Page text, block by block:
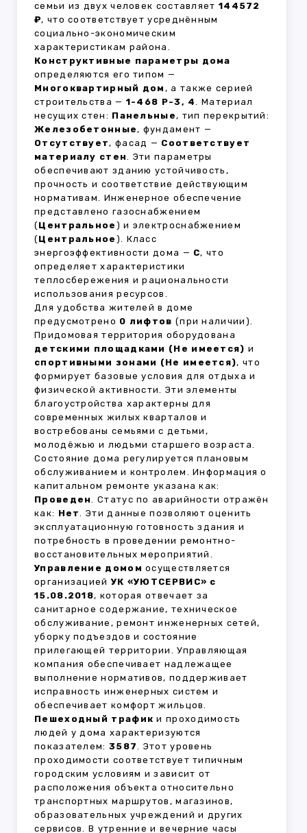
семьи из двух человек составляет 144572
₽, что соответствует усреднённым
социально-экономическим
характеристикам района.
Конструктивные параметры дома
определяются его типом —
Многоквартирный дом , а также серией
строительства — 1-468 Р-3, 4. Материал
несущих стен: Панельные, тип перекрытий:
Железобетонные, фундамент —
Отсутствует, фасад — Соответствует
материалу стен. Эти параметры
обеспечивают зданию устойчивость,
прочность и соответствие действующим
нормативам. Инженерное обеспечение
представлено газоснабжением
(Центральное ) и электроснабжением
(Центральное ). Класс
энергоэффективности дома — C, что
определяет характеристики
теплосбережения и рациональности
использования ресурсов.
Для удобства жителей в доме
предусмотрено 0 лифтов (при наличии).
Придомовая территория оборудована
детскими площадками (Не имеется) и
спортивными зонами (Не имеется), что
формирует базовые условия для отдыха и
физической активности. Эти элементы
благоустройства характерны для
современных жилых кварталов и
востребованы семьями с детьми,
молодёжью и людьми старшего возраста.
Состояние дома регулируется плановым
обслуживанием и контролем. Информация о
капитальном ремонте указана как:
Проведен. Статус по аварийности отражён
как: Нет. Эти данные позволяют оценить
эксплуатационную готовность здания и
потребность в проведении ремонтно-
восстановительных мероприятий.
Управление домом осуществляется
организациейУК «УЮТСЕРВИС» с
15.08.2018, которая отвечает за
санитарное содержание, техническое
обслуживание, ремонт инженерных сетей,
уборку подъездов и состояние
прилегающей территории. Управляющая
компания обеспечивает надлежащее
выполнение нормативов, поддерживает
исправность инженерных систем и
обеспечивает комфорт жильцов.
Пешеходный трафик и проходимость
людей у дома характеризуются
показателем: 3587. Этот уровень
проходимости соответствует типичным
городским условиям и зависит от
расположения объекта относительно
транспортных маршрутов, магазинов,
образовательных учреждений и других
сервисов. В утренние и вечерние часы